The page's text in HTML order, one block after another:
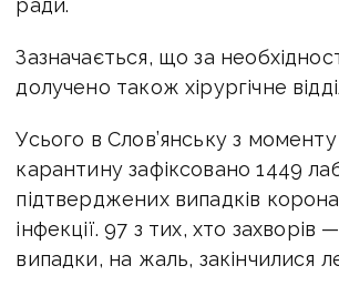
ради.
Зазначається, що за
долучено також хірургічне
Усього в Слов’янську з
карантину зафіксовано 1449
підтверджених випадків
інфекції. 97 з тих, хто захворів
випадки, на жаль, закінчилися